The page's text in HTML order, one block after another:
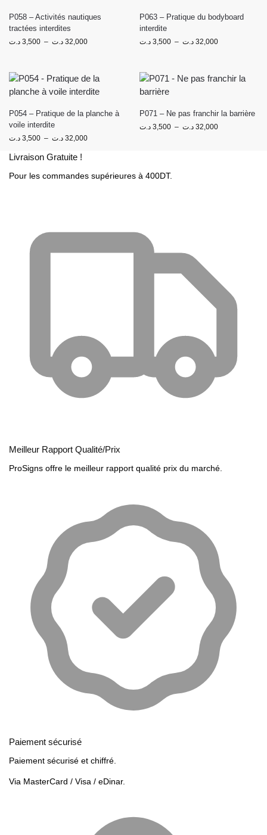
P058 – Activités nautiques
tractées interdites
3,500 د.ت – 32,000 د.ت
P063 – Pratique du bodyboard
interdite
3,500 د.ت – 32,000 د.ت
P054 – Pratique de la planche à
voile interdite
3,500 د.ت – 32,000 د.ت
P071 – Ne pas franchir la barrière
3,500 د.ت – 32,000 د.ت
Livraison Gratuite !
Pour les commandes supérieures à 400DT.
Meilleur Rapport Qualité/Prix
ProSigns offre le meilleur rapport qualité prix du marché.
Paiement sécurisé
Paiement sécurisé et chiffré.
Via MasterCard / Visa / eDinar.